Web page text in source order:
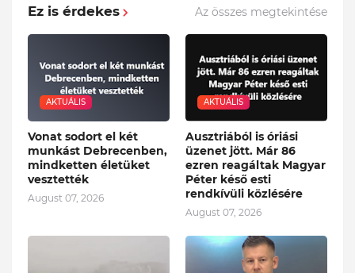
Ez is érdekes Az összes megtekintése
AKTUÁLIS
Vonat sodort el két
munkást Debrecenben,
mindketten életüket
vesztették
August 07, 2026
AKTUÁLIS
Ausztriából is óriási
üzenet jött. Már 86
ezren reagáltak Magyar
Péter késő esti
rendkívüli közlésére
August 07, 2026